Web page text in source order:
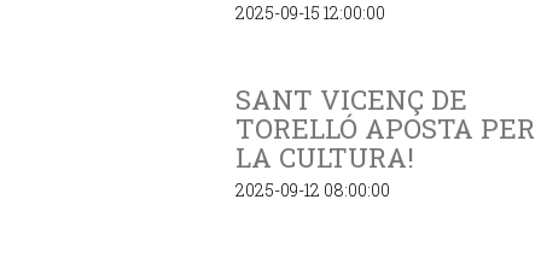
2025-09-15 12:00:00
SANT VICENÇ DE
TORELLÓ APOSTA PER
LA CULTURA!
2025-09-12 08:00:00